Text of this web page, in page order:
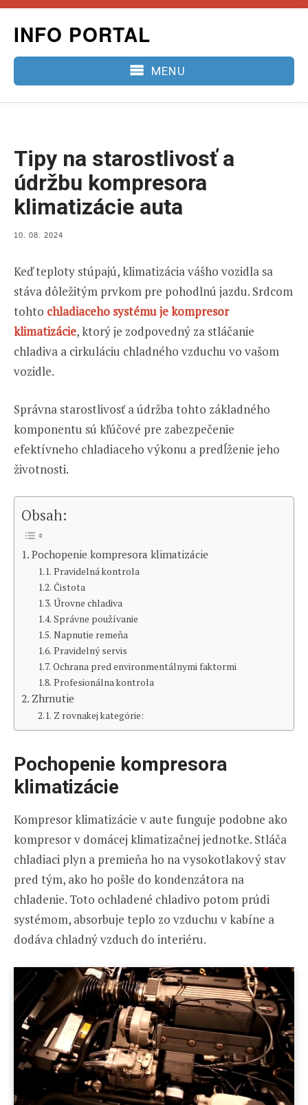
content
INFO PORTAL
MENU
Tipy na starostlivosť a
údržbu kompresora
klimatizácie auta
POSTED
10. 08. 2024
Keď teploty stúpajú, klimatizácia vášho vozidla sa
stáva dôležitým prvkom pre pohodlnú jazdu. Srdcom
tohto chladiaceho systému je kompresor
klimatizácie, ktorý je zodpovedný za stláčanie
chladiva a cirkuláciu chladného vzduchu vo vašom
vozidle.
Správna starostlivosť a údržba tohto základného
komponentu sú kľúčové pre zabezpečenie
efektívneho chladiaceho výkonu a predĺženie jeho
životnosti.
Obsah:
Pochopenie kompresora klimatizácie
Pravidelná kontrola
Čistota
Úrovne chladiva
Správne používanie
Napnutie remeňa
Pravidelný servis
Ochrana pred environmentálnymi faktormi
Profesionálna kontrola
Zhrnutie
Z rovnakej kategórie:
Pochopenie kompresora
klimatizácie
Kompresor klimatizácie v aute funguje podobne ako
kompresor v domácej klimatizačnej jednotke. Stláča
chladiaci plyn a premieňa ho na vysokotlakový stav
pred tým, ako ho pošle do kondenzátora na
chladenie. Toto ochladené chladivo potom prúdi
systémom, absorbuje teplo zo vzduchu v kabíne a
dodáva chladný vzduch do interiéru.